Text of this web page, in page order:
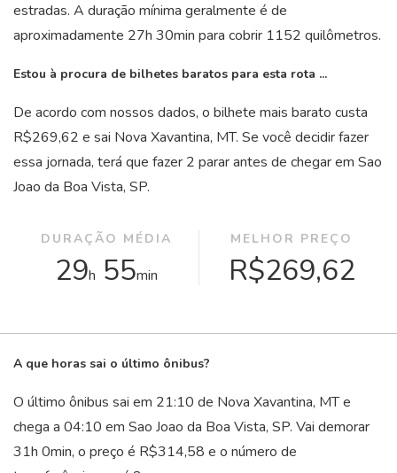
estradas. A duração mínima geralmente é de
aproximadamente 27h 30min para cobrir 1152 quilômetros.
Estou à procura de bilhetes baratos para esta rota ...
De acordo com nossos dados, o bilhete mais barato custa
R$269,62 e sai Nova Xavantina, MT. Se você decidir fazer
essa jornada, terá que fazer 2 parar antes de chegar em Sao
Joao da Boa Vista, SP.
DURAÇÃO MÉDIA
29h 55min
MELHOR PREÇO
R$269,62
A que horas sai o último ônibus?
O último ônibus sai em 21:10 de Nova Xavantina, MT e
chega a 04:10 em Sao Joao da Boa Vista, SP. Vai demorar
31h 0min, o preço é R$314,58 e o número de